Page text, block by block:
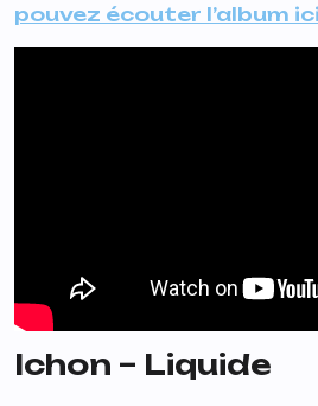
pouvez écouter l’album ici
Ichon – Liquide